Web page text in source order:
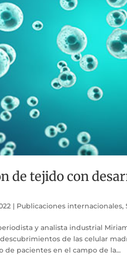
de tejido con
| Publicaciones internacionales,
y analista industrial
de las celular
de pacientes en el campo de la...